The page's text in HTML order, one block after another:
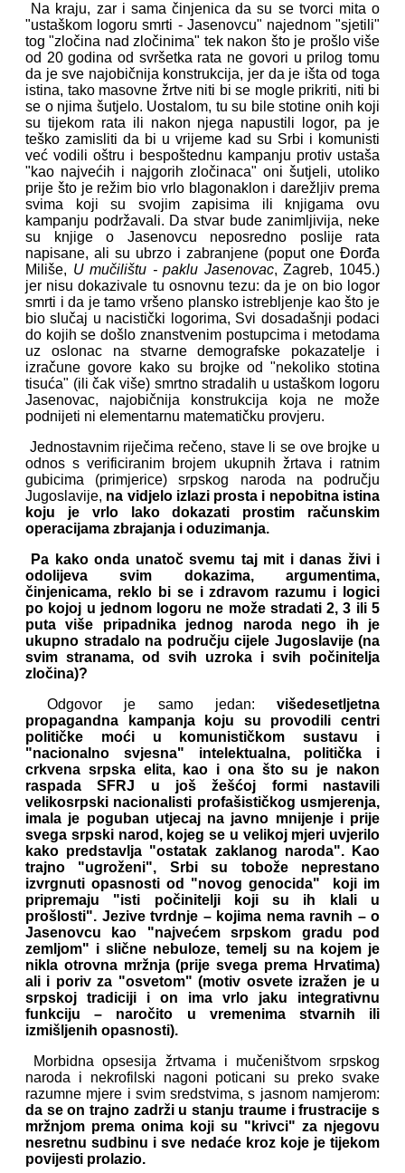
Na kraju, zar i sama činjenica da su se tvorci mita o
"ustaškom logoru smrti - Jasenovcu" najednom "sjetili"
tog "zločina nad zločinima" tek nakon što je prošlo više
od 20 godina od svršetka rata ne govori u prilog tomu
da je sve najobičnija konstrukcija, jer da je išta od toga
istina, tako masovne žrtve niti bi se mogle prikriti, niti bi
se o njima šutjelo. Uostalom, tu su bile stotine onih koji
su tijekom rata ili nakon njega napustili logor, pa je
teško zamisliti da bi u vrijeme kad su Srbi i komunisti
već vodili oštru i bespoštednu kampanju protiv ustaša
"kao najvećih i najgorih zločinaca" oni šutjeli, utoliko
prije što je režim bio vrlo blagonaklon i darežljiv prema
svima koji su svojim zapisima ili knjigama ovu
kampanju podržavali. Da stvar bude zanimljivija, neke
su knjige o Jasenovcu neposredno poslije rata
napisane, ali su ubrzo i zabranjene (poput one Đorđa
Miliše, U mučilištu - paklu Jasenovac, Zagreb, 1045.)
jer nisu dokazivale tu osnovnu tezu: da je on bio logor
smrti i da je tamo vršeno plansko istrebljenje kao što je
bio slučaj u nacistički logorima, Svi dosadašnji podaci
do kojih se došlo znanstvenim postupcima i metodama
uz oslonac na stvarne demografske pokazatelje i
izračune govore kako su brojke od "nekoliko stotina
tisuća" (ili čak više) smrtno stradalih u ustaškom logoru
Jasenovac, najobičnija konstrukcija koja ne može
podnijeti ni elementarnu matematičku provjeru.
Jednostavnim riječima rečeno, stave li se ove brojke u
odnos s verificiranim brojem ukupnih žrtava i ratnim
gubicima (primjerice) srpskog naroda na području
Jugoslavije, na vidjelo izlazi prosta i nepobitna istina
koju je vrlo lako dokazati prostim računskim
operacijama zbrajanja i oduzimanja.
Pa kako onda unatoč svemu taj mit i danas živi i
odolijeva svim dokazima, argumentima,
činjenicama, reklo bi se i zdravom razumu i logici
po kojoj u jednom logoru ne može stradati 2, 3 ili 5
puta više pripadnika jednog naroda nego ih je
ukupno stradalo na području cijele Jugoslavije (na
svim stranama, od svih uzroka i svih počinitelja
zločina)?
Odgovor je samo jedan: višedesetljetna
propagandna kampanja koju su provodili centri
političke moći u komunističkom sustavu i
"nacionalno svjesna" intelektualna, politička i
crkvena srpska elita, kao i ona što su je nakon
raspada SFRJ u još žešćoj formi nastavili
velikosrpski nacionalisti profašističkog usmjerenja,
imala je poguban utjecaj na javno mnijenje i prije
svega srpski narod, kojeg se u velikoj mjeri uvjerilo
kako predstavlja "ostatak zaklanog naroda". Kao
trajno "ugroženi", Srbi su tobože neprestano
izvrgnuti opasnosti od "novog genocida" koji im
pripremaju "isti počinitelji koji su ih klali u
prošlosti". Jezive tvrdnje – kojima nema ravnih – o
Jasenovcu kao "najvećem srpskom gradu pod
zemljom" i slične nebuloze, temelj su na kojem je
nikla otrovna mržnja (prije svega prema Hrvatima)
ali i poriv za "osvetom" (motiv osvete izražen je u
srpskoj tradiciji i on ima vrlo jaku integrativnu
funkciju – naročito u vremenima stvarnih ili
izmišljenih opasnosti).
Morbidna opsesija žrtvama i mučeništvom srpskog
naroda i nekrofilski nagoni poticani su preko svake
razumne mjere i svim sredstvima, s jasnom namjerom:
da se on trajno zadrži u stanju traume i frustracije s
mržnjom prema onima koji su "krivci" za njegovu
nesretnu sudbinu i sve nedaće kroz koje je tijekom
povijesti prolazio.